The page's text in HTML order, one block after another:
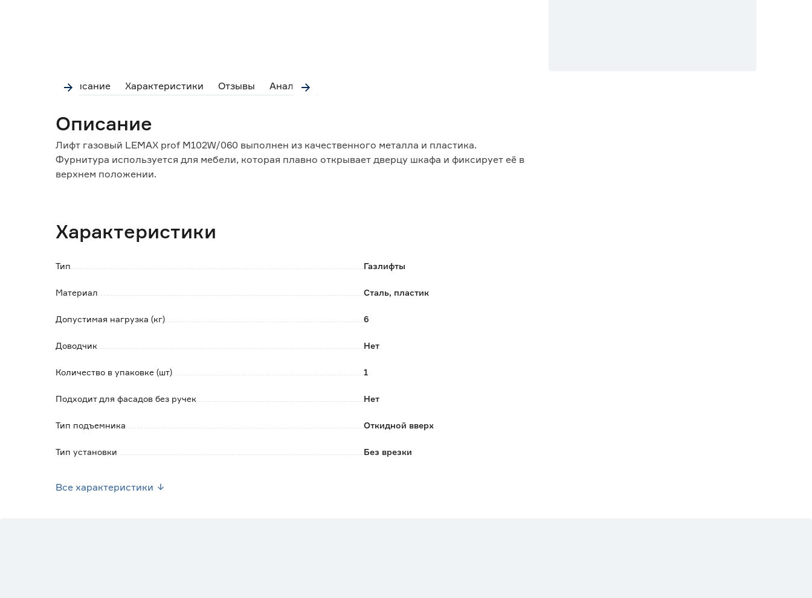
Описание Характеристики Отзывы Аналоги
Описание
Лифт газовый LEMAX prof M102W/060 выполнен из качественного металла и пластика.
Фурнитура используется для мебели, которая плавно открывает дверцу шкафа и фиксирует её в
верхнем положении.
- эстетичный вид;
- выполняет функцию опоры (удерживает);
- долгий срок службы;
Как правило амортизаторы используются попарно на один фасад.
Характеристики
Тип Газлифты
Материал Сталь, пластик
Допустимая нагрузка (кг) 6
Доводчик Нет
Количество в упаковке (шт) 1
Подходит для фасадов без ручек Нет
Тип подъемника Откидной вверх
Тип установки Без врезки
Все характеристики